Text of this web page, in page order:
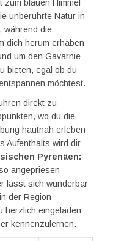
blauen Himmel
unberührte Natur in
während die
dich herum erhaben
um den Gavarnie-
bieten, egal ob du
möchtest.
direkt zu
wo du die
hautnah erleben
Aufenthalts wird dir
Pyrenäen:
angepriesen
lässt sich wunderbar
der Region
herzlich eingeladen
kennenzulernen.